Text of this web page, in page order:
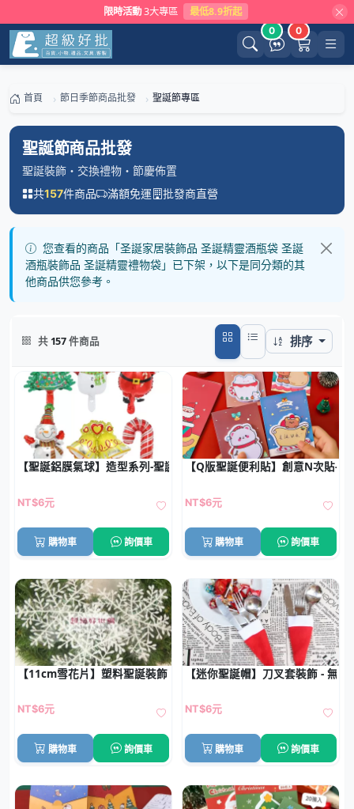
限時活動 3大專區 最低8.9折起
0 0
首頁 節日季節商品批發 聖誕節專區
聖誕節商品批發
聖誕裝飾・交換禮物・節慶佈置
共157件商品 滿額免運 批發商直營
您查看的商品「圣誕家居裝飾品 圣誕精靈酒瓶袋 圣誕
酒瓶裝飾品 圣誕精靈禮物袋」已下架，以下是同分類的其
他商品供您參考。
共 157件商品 排序
【聖誕鋁膜氣球】造型系列-聖誕老人樹雪人
NT$6元
購物車 詢價車
【Q版聖誕便利貼】創意N次貼-
NT$6元
購物車 詢價車
【11cm雪花片】塑料聖誕裝飾 - 聖誕雪花配件 (3片)
NT$6元
購物車 詢價車
【迷你聖誕帽】刀叉套裝飾 - 無
NT$6元
購物車 詢價車